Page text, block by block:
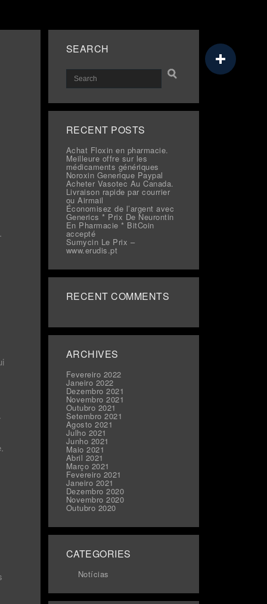
SEARCH
RECENT POSTS
Achat Floxin en pharmacie.
Meilleure offre sur les
médicaments génériques
Noroxin Generique Paypal
Acheter Vasotec Au Canada.
Livraison rapide par courrier
ou Airmail
Économisez de l’argent avec
Generics * Prix De Neurontin
En Pharmacie * BitCoin
accepté
Sumycin Le Prix –
www.erudis.pt
RECENT COMMENTS
ARCHIVES
Fevereiro 2022
Janeiro 2022
Dezembro 2021
Novembro 2021
Outubro 2021
Setembro 2021
Agosto 2021
Julho 2021
Junho 2021
Maio 2021
Abril 2021
Março 2021
Fevereiro 2021
Janeiro 2021
Dezembro 2020
Novembro 2020
Outubro 2020
CATEGORIES
Notícias